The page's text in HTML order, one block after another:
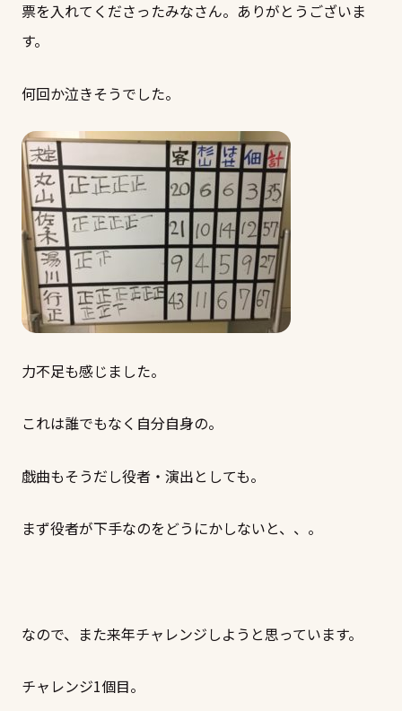
票を入れてくださったみなさん。ありがとうございま
す。
何回か泣きそうでした。
力不足も感じました。
これは誰でもなく自分自身の。
戯曲もそうだし役者・演出としても。
まず役者が下手なのをどうにかしないと、、。
なので、また来年チャレンジしようと思っています。
チャレンジ1個目。